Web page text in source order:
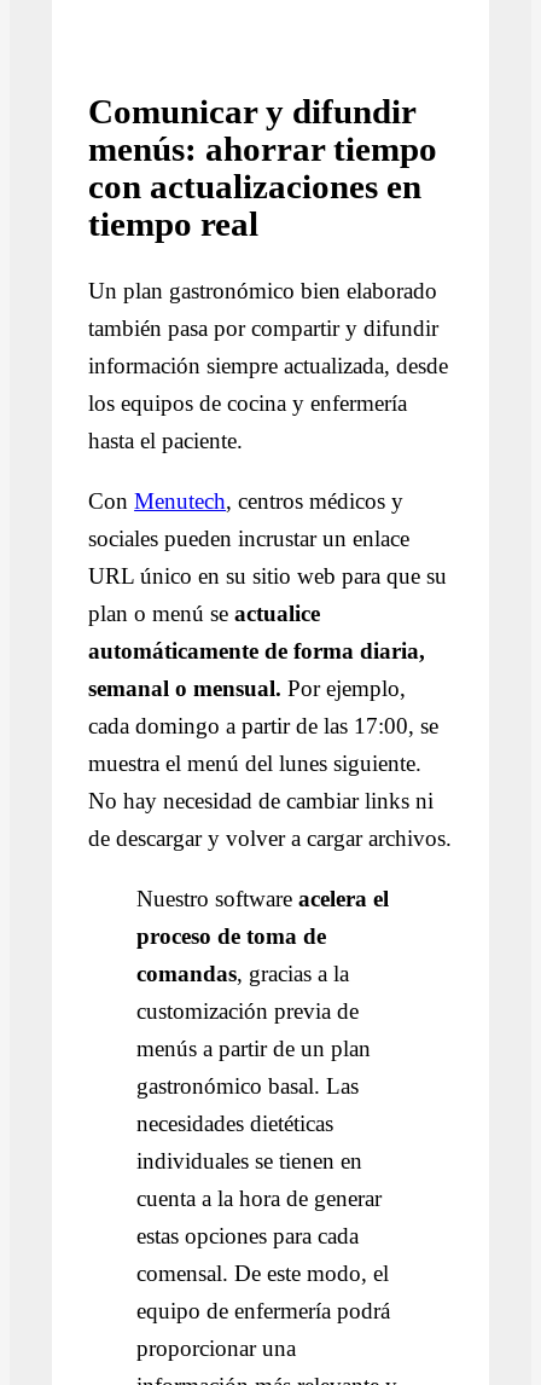
Comunicar y difundir
menús: ahorrar tiempo
con actualizaciones en
tiempo real
Un plan gastronómico bien elaborado
también pasa por compartir y difundir
información siempre actualizada, desde
los equipos de cocina y enfermería
hasta el paciente.
ConMenutech, centros médicos y
sociales pueden incrustar un enlace
URL único en su sitio web para que su
plan o menú seactualice
automáticamente de forma diaria,
semanal o mensual. Por ejemplo,
cada domingo a partir de las 17:00, se
muestra el menú del lunes siguiente.
No hay necesidad de cambiar links ni
de descargar y volver a cargar archivos.
Nuestro softwareacelera el
proceso de toma de
comandas, gracias a la
customización previa de
menús a partir de un plan
gastronómico basal. Las
necesidades dietéticas
individuales se tienen en
cuenta a la hora de generar
estas opciones para cada
comensal. De este modo, el
equipo de enfermería podrá
proporcionar una